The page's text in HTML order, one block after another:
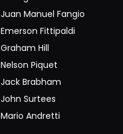
Juan Manuel Fangio
Emerson Fittipaldi
Graham Hill
Nelson Piquet
Jack Brabham
John Surtees
Mario Andretti